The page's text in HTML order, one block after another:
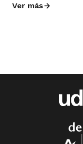
Ver más